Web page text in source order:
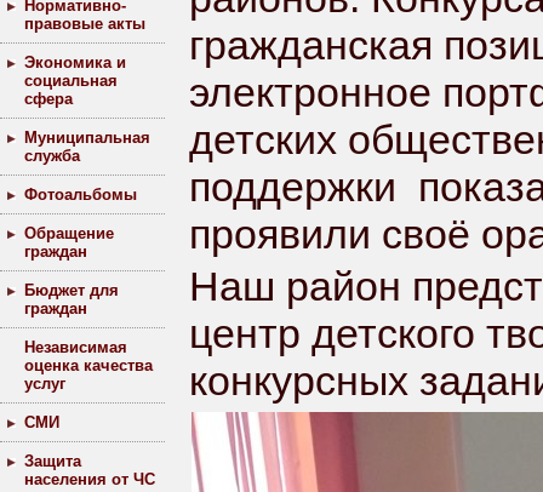
Нормативно-
правовые акты
Экономика и
социальная
сфера
Муниципальная
служба
Фотоальбомы
Обращение
граждан
Бюджет для
граждан
Независимая
оценка качества
услуг
СМИ
Защита
населения от ЧС
гражданская
электронное
детских
поддержки
проявили своё
Наш район
центр детского
конкурсных